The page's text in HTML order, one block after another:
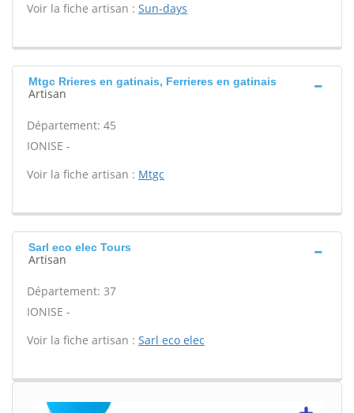
Voir la fiche artisan : Sun-days
Mtgc Rrieres en gatinais, Ferrieres en gatinais
Artisan
Département: 45
IONISE -
Voir la fiche artisan : Mtgc
Sarl eco elec Tours
Artisan
Département: 37
IONISE -
Voir la fiche artisan : Sarl eco elec